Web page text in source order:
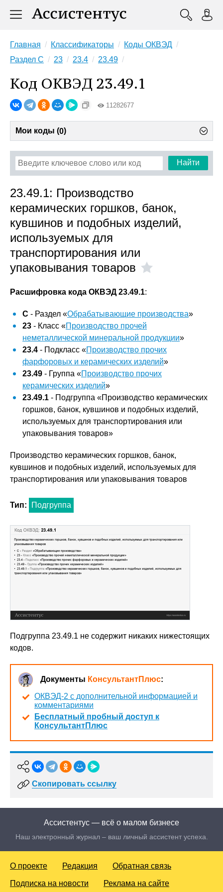
Главная Классификаторы
Коды ОКВЭД
Раздел C
23 23.4 23.49
Код ОКВЭД 23.49.1
11282677
Мои коды (0)
Найти
23.49.1: Производство
керамических горшков, банок,
кувшинов и подобных изделий,
используемых для
транспортирования или
упаковывания товаров
Расшифровка кода ОКВЭД 23.49.1:
C - Раздел «Обрабатывающие производства»
23 - Класс «Производство прочей
неметаллической минеральной продукции»
23.4 - Подкласс «Производство прочих
фарфоровых и керамических изделий»
23.49 - Группа «Производство прочих
керамических изделий»
23.49.1 - Подгруппа «Производство керамических
горшков, банок, кувшинов и подобных изделий,
используемых для транспортирования или
упаковывания товаров»
Производство керамических горшков, банок,
кувшинов и подобных изделий, используемых для
транспортирования или упаковывания товаров
Тип: Подгруппа
Подгруппа 23.49.1 не содержит никаких нижестоящих
кодов.
Документы КонсультантПлюс:
ОКВЭД-2 с дополнительной информацией и
комментариями
Бесплатный пробный доступ к
КонсультантПлюс
Скопировать ссылку
Ассистентус — всё о малом бизнесе
Наш электронный журнал – ваш личный ассистент успеха.
О проекте Редакция Обратная связь
Подписка на новости Реклама на сайте